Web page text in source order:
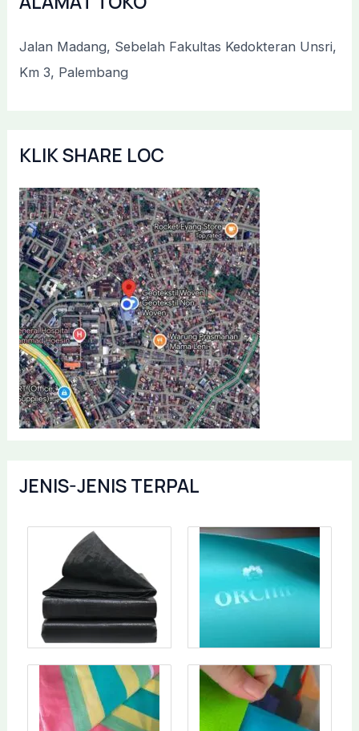
Jalan Madang, Sebelah Fakultas Kedokteran Unsri,
Km 3, Palembang
KLIK SHARE LOC
JENIS-JENIS TERPAL